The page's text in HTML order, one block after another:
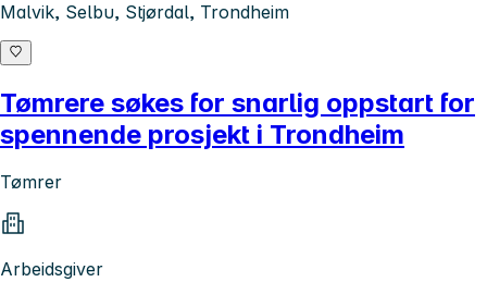
Malvik, Selbu, Stjørdal, Trondheim
Tømrere søkes for snarlig oppstart for
spennende prosjekt i Trondheim
Tømrer
Arbeidsgiver